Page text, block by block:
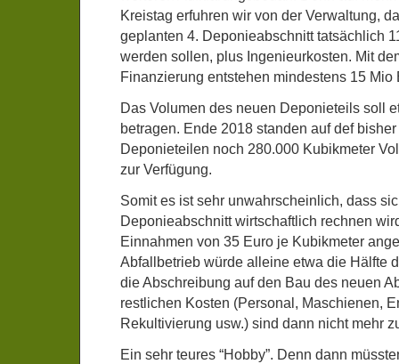
Kreistag erfuhren wir von der Verwaltung,
geplanten 4. Deponieabschnitt tatsächlich
werden sollen, plus Ingenieurkosten. Mit
Finanzierung entstehen mindestens 15 Mio
Das Volumen des neuen Deponieteils soll
betragen. Ende 2018 standen auf def
Deponieteilen noch 280.000 Kubikmeter
zur Verfügung.
Somit es ist sehr unwahrscheinlich, dass
Deponieabschnitt wirtschaftlich rechnen
Einnahmen von 35 Euro je Kubikmeter
Abfallbetrieb würde alleine etwa die Hälfte
die Abschreibung auf den Bau des neuen
restlichen Kosten (Personal, Maschienen,
Rekultivierung usw.) sind dann nicht mehr
Ein sehr teures “Hobby”. Denn dann